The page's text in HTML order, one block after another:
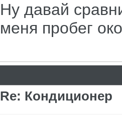
Ну давай
меня пробег
Re: Кондиционер